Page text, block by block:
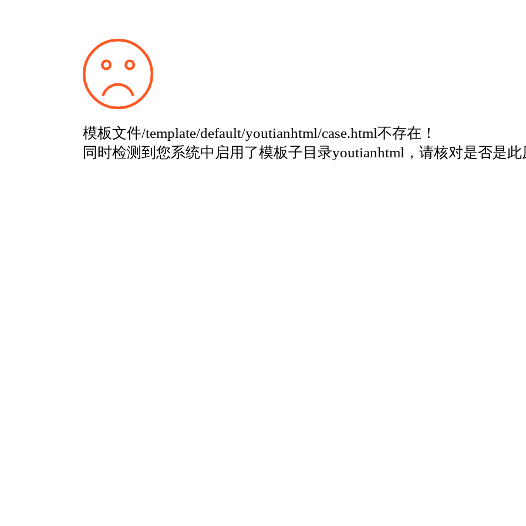
模板文件/template/default/youtianhtml/case.html不存在！
同时检测到您系统中启用了模板子目录youtianhtml，请核对是否是此